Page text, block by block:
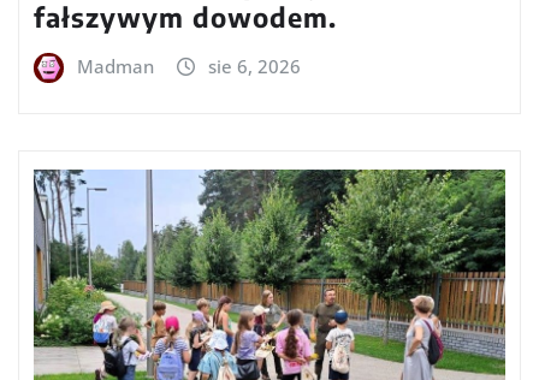
fałszywym dowodem.
Madman sie 6, 2026